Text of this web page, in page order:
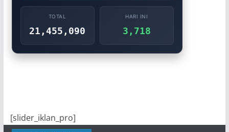
TOTAL
21,455,090
HARI INI
3,718
[slider_iklan_pro]